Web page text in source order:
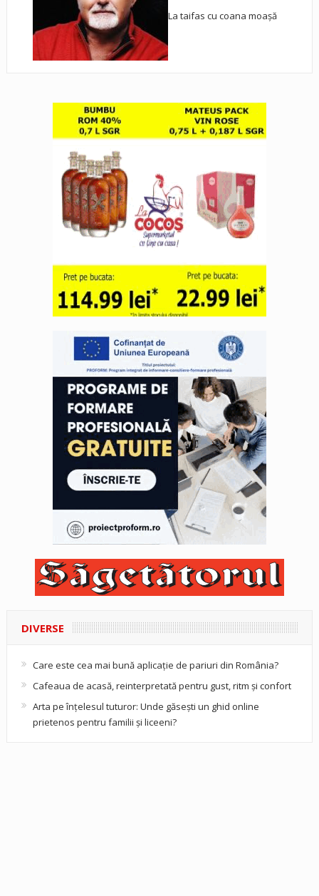
La taifas cu coana moașă
DIVERSE
Care este cea mai bună aplicație de pariuri din România?
Cafeaua de acasă, reinterpretată pentru gust, ritm și confort
Arta pe înțelesul tuturor: Unde găsești un ghid online
prietenos pentru familii și liceeni?